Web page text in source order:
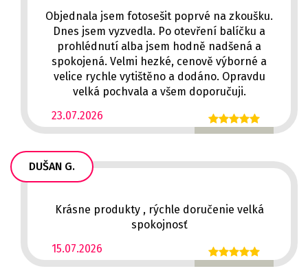
23.07.2026
Objednala jsem fotosešit poprvé na zkoušku.
Dnes jsem vyzvedla. Po otevření balíčku a
prohlédnutí alba jsem hodně nadšená a
spokojená. Velmi hezké, cenově výborné a
velice rychle vytištěno a dodáno. Opravdu
velká pochvala a všem doporučuji.
DUŠAN G.
15.07.2026
Krásne produkty , rýchle doručenie velká
spokojnosť